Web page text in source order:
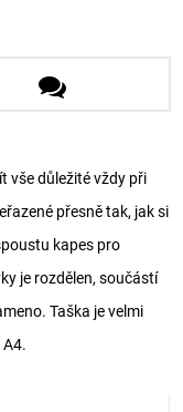
vše důležité vždy při
přesně tak, jak si
kapes pro
je rozdělen, součástí
Taška je velmi